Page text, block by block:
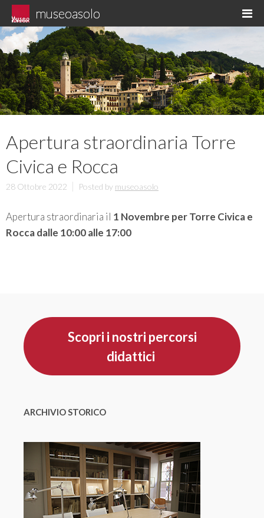
Skip
to
content
museoasolo
Asolo museo diffuso
Apertura straordinaria Torre
Civica e Rocca
28 Ottobre 2022 Posted by museoasolo
Apertura straordinaria il 1 Novembre per Torre Civica e
Rocca dalle 10:00 alle 17:00
Scopri i nostri percorsi
didattici
ARCHIVIO STORICO